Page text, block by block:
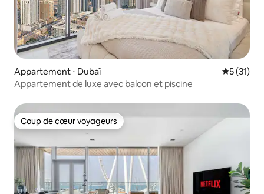
Appartement ⋅ Dubaï
5 (31)
Appartement de luxe avec balcon et piscine
Coup de cœur voyageurs
Coup de cœur voyageurs